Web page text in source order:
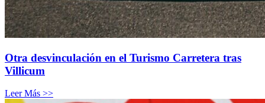
Otra desvinculación en el Turismo Carretera tras
Villicum
Leer Más >>